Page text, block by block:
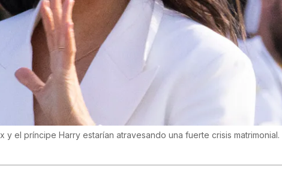
el príncipe Harry estarían atravesando una fuerte crisis matrimonial.